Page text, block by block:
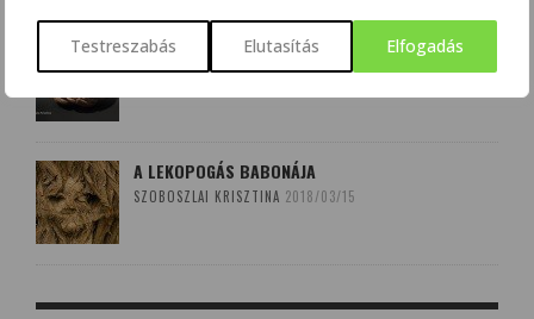
Testreszabás Elutasítás Elfogadás
AGYÉRKATASZTRÓFÁK NYOMÁBAN
SZALMÁSI KRISZTINA 2017/10/08
A LEKOPOGÁS BABONÁJA
SZOBOSZLAI KRISZTINA 2018/03/15